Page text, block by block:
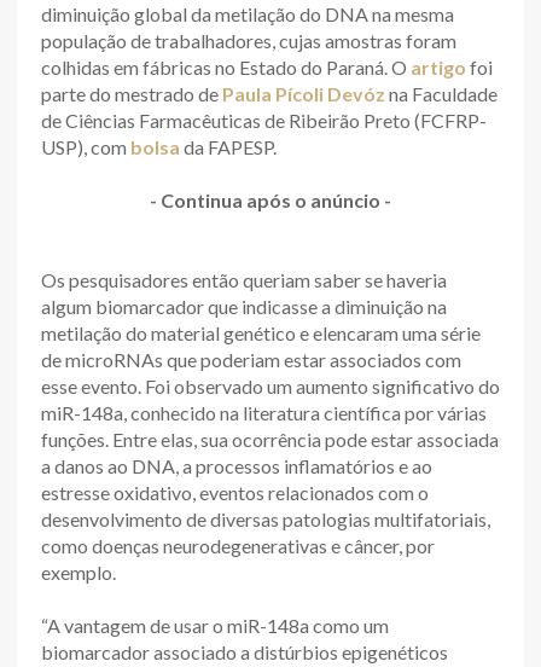
diminuição global da metilação do DNA na mesma
população de trabalhadores, cujas amostras foram
colhidas em fábricas no Estado do Paraná. O artigo foi
parte do mestrado de Paula Pícoli Devóz na Faculdade
de Ciências Farmacêuticas de Ribeirão Preto (FCFRP-
USP), com bolsa da FAPESP.
- Continua após o anúncio -
Os pesquisadores então queriam saber se haveria
algum biomarcador que indicasse a diminuição na
metilação do material genético e elencaram uma série
de microRNAs que poderiam estar associados com
esse evento. Foi observado um aumento significativo do
miR-148a, conhecido na literatura científica por várias
funções. Entre elas, sua ocorrência pode estar associada
a danos ao DNA, a processos inflamatórios e ao
estresse oxidativo, eventos relacionados com o
desenvolvimento de diversas patologias multifatoriais,
como doenças neurodegenerativas e câncer, por
exemplo.
“A vantagem de usar o miR-148a como um
biomarcador associado a distúrbios epigenéticos